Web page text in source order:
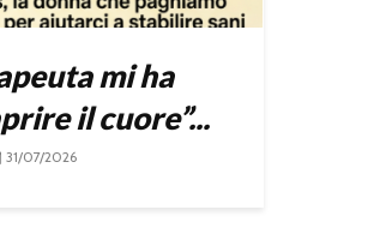
mi ha
il cuore”...
31/07/2026